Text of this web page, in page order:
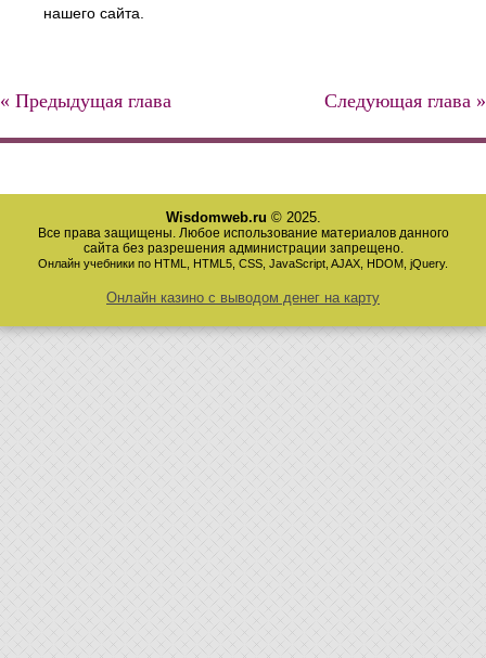
нашего сайта.
« Предыдущая глава Следующая глава »
Wisdomweb.ru © 2025.
Все права защищены. Любое использование материалов данного
сайта без разрешения администрации запрещено.
Онлайн учебники по HTML, HTML5, CSS, JavaScript, AJAX, HDOM, jQuery.
Онлайн казино с выводом денег на карту